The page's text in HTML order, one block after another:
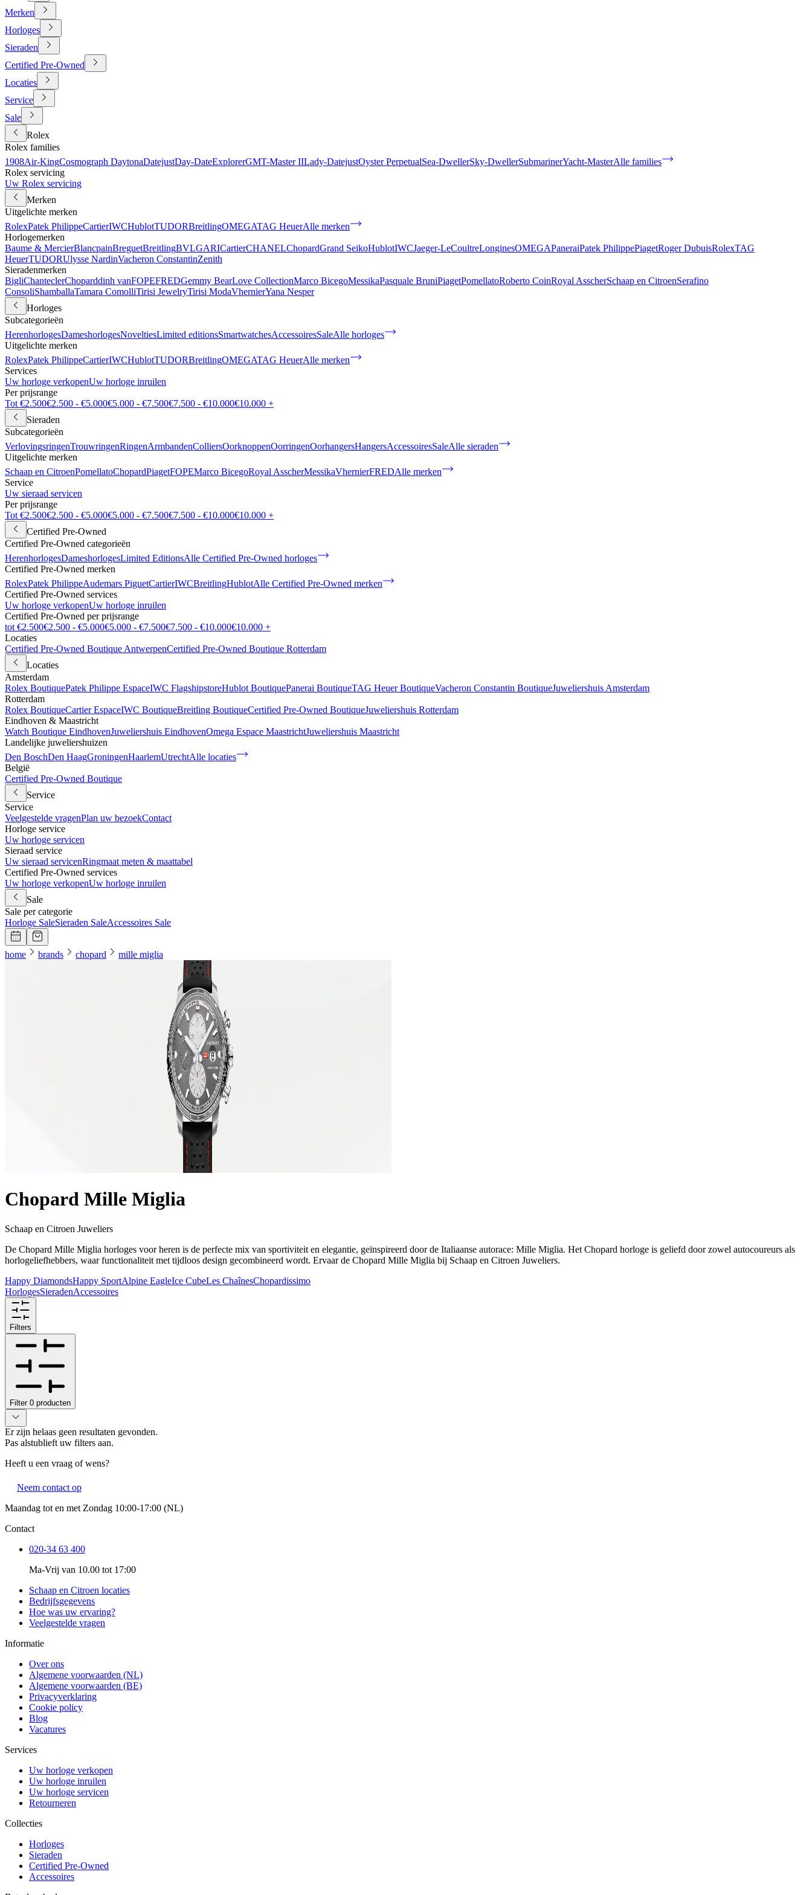
Merken
Horloges
Sieraden
Certified Pre-Owned
Locaties
Service
Sale
Rolex
Rolex families
1908Air-KingCosmograph DaytonaDatejustDay-DateExplorerGMT-Master IILady-DatejustOyster PerpetualSea-DwellerSky-DwellerSubmarinerYacht-MasterAlle families
Rolex servicing
Uw Rolex servicing
Merken
Uitgelichte merken
RolexPatek PhilippeCartierIWCHublotTUDORBreitlingOMEGATAG HeuerAlle merken
Horlogemerken
Baume & MercierBlancpainBreguetBreitlingBVLGARICartierCHANELChopardGrand SeikoHublotIWCJaeger-LeCoultreLonginesOMEGAPaneraiPatek PhilippePiagetRoger DubuisRolexTAG
HeuerTUDORUlysse NardinVacheron ConstantinZenith
Sieradenmerken
BigliChanteclerChoparddinh vanFOPEFREDGemmy BearLove CollectionMarco BicegoMessikaPasquale BruniPiagetPomellatoRoberto CoinRoyal AsscherSchaap en CitroenSerafino
ConsoliShamballaTamara ComolliTirisi JewelryTirisi ModaVhernierYana Nesper
Horloges
Subcategorieën
HerenhorlogesDameshorlogesNoveltiesLimited editionsSmartwatchesAccessoiresSaleAlle horloges
Uitgelichte merken
RolexPatek PhilippeCartierIWCHublotTUDORBreitlingOMEGATAG HeuerAlle merken
Services
Uw horloge verkopenUw horloge inruilen
Per prijsrange
Tot €2.500€2.500 - €5.000€5.000 - €7.500€7.500 - €10.000€10.000 +
Sieraden
Subcategorieën
VerlovingsringenTrouwringenRingenArmbandenColliersOorknoppenOorringenOorhangersHangersAccessoiresSaleAlle sieraden
Uitgelichte merken
Schaap en CitroenPomellatoChopardPiagetFOPEMarco BicegoRoyal AsscherMessikaVhernierFREDAlle merken
Service
Uw sieraad servicen
Per prijsrange
Tot €2.500€2.500 - €5.000€5.000 - €7.500€7.500 - €10.000€10.000 +
Certified Pre-Owned
Certified Pre-Owned categorieën
HerenhorlogesDameshorlogesLimited EditionsAlle Certified Pre-Owned horloges
Certified Pre-Owned merken
RolexPatek PhilippeAudemars PiguetCartierIWCBreitlingHublotAlle Certified Pre-Owned merken
Certified Pre-Owned services
Uw horloge verkopenUw horloge inruilen
Certified Pre-Owned per prijsrange
tot €2.500€2.500 - €5.000€5.000 - €7.500€7.500 - €10.000€10.000 +
Locaties
Certified Pre-Owned Boutique AntwerpenCertified Pre-Owned Boutique Rotterdam
Locaties
Amsterdam
Rolex BoutiquePatek Philippe EspaceIWC FlagshipstoreHublot BoutiquePanerai BoutiqueTAG Heuer BoutiqueVacheron Constantin BoutiqueJuweliershuis Amsterdam
Rotterdam
Rolex BoutiqueCartier EspaceIWC BoutiqueBreitling BoutiqueCertified Pre-Owned BoutiqueJuweliershuis Rotterdam
Eindhoven & Maastricht
Watch Boutique EindhovenJuweliershuis EindhovenOmega Espace MaastrichtJuweliershuis Maastricht
Landelijke juweliershuizen
Den BoschDen HaagGroningenHaarlemUtrechtAlle locaties
België
Certified Pre-Owned Boutique
Service
Service
Veelgestelde vragenPlan uw bezoekContact
Horloge service
Uw horloge servicen
Sieraad service
Uw sieraad servicenRingmaat meten & maattabel
Certified Pre-Owned services
Uw horloge verkopenUw horloge inruilen
Sale
Sale per categorie
Horloge SaleSieraden SaleAccessoires Sale
home brands chopard mille miglia
Chopard Mille Miglia
Schaap en Citroen Juweliers
De Chopard Mille Miglia horloges voor heren is de perfecte mix van sportiviteit en elegantie, geïnspireerd door de Italiaanse autorace: Mille Miglia. Het Chopard horloge is geliefd door zowel autocoureurs als
horlogeliefhebbers, waar functionaliteit met tijdloos design gecombineerd wordt. Ervaar de Chopard Mille Miglia bij Schaap en Citroen Juweliers.
Happy DiamondsHappy SportAlpine EagleIce CubeLes ChaînesChopardissimo
HorlogesSieradenAccessoires
Filters
Filter 0 producten
Er zijn helaas geen resultaten gevonden.
Pas alstublieft uw filters aan.
Heeft u een vraag of wens?
Neem contact op
Maandag tot en met Zondag 10:00-17:00 (NL)
Contact
020-34 63 400
Ma-Vrij van 10.00 tot 17:00
Schaap en Citroen locaties
Bedrijfsgegevens
Hoe was uw ervaring?
Veelgestelde vragen
Informatie
Over ons
Algemene voorwaarden (NL)
Algemene voorwaarden (BE)
Privacyverklaring
Cookie policy
Blog
Vacatures
Services
Uw horloge verkopen
Uw horloge inruilen
Uw horloge servicen
Retourneren
Collecties
Horloges
Sieraden
Certified Pre-Owned
Accessoires